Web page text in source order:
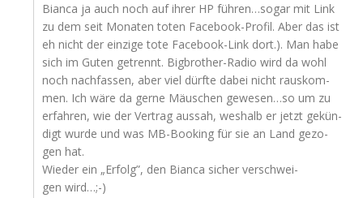
Bian­ca ja auch noch auf ihrer HP führen…sogar mit Link
zu dem seit Mona­ten toten Face­book-Pro­fil. Aber das ist
eh nicht der ein­zi­ge tote Face­book-Link dort.). Man habe
sich im Guten getrennt. Big­brot­her-Radio wird da wohl
noch nach­fas­sen, aber viel dürf­te dabei nicht raus­kom­
men. Ich wäre da ger­ne Mäus­chen gewesen…so um zu
erfah­ren, wie der Ver­trag aus­sah, wes­halb er jetzt gekün­
digt wur­de und was MB-Boo­king für sie an Land gezo­
gen hat.
Wie­der ein „Erfolg”, den Bian­ca sicher ver­schwei­
gen wird…;-)